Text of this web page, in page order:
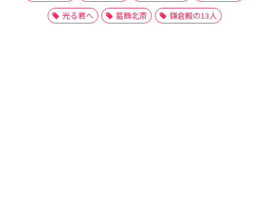
光る君へ
葛飾北斎 鎌倉殿の13人